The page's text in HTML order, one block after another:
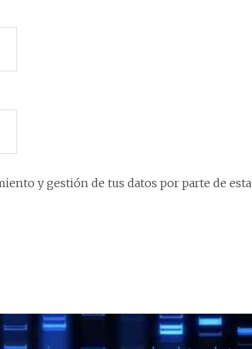
y gestión de tus datos por parte de esta